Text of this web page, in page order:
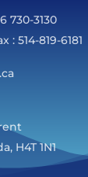
730-3130
: 514-819-6181
H4T 1N1